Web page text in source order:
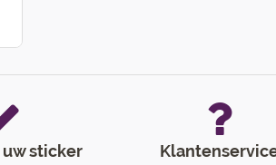
uw sticker